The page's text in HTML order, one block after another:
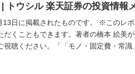
トウシル 楽天証券の投資情報
日に掲載されたものです。 ※このレポ
だくこともできます。著者の橋本 絵美
視聴ください。「「モノ・固定費・常識